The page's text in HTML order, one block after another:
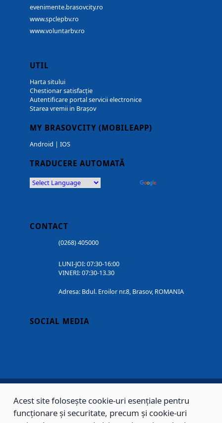
evenimente.brasovcity.ro
www.spclepbv.ro
www.voluntarbv.ro
UTIL
Harta sitului
Chestionar satisfacție
Autentificare portal servicii electronice
Starea vremii in Brașov
MY BRASOVCITY (MOBILEAPP)
Android | IOS
TRADUCERE AUTOMATĂ
CONTACT
(0268) 405000
LUNI-JOI: 07:30-16:00
VINERI: 07:30-13.30
Adresa: Bdul. Eroilor nr.8, Brasov, ROMANIA
SOCIAL MEDIA
Copyright © 2002 - 2026 - PRIMĂRIA MUNICIPIULUI BRAȘOV, toate drepturile
Acest site folosește cookie-uri esențiale pentru
funcționare și securitate, precum și cookie-uri